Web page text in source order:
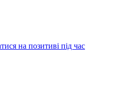
на позитиві під час